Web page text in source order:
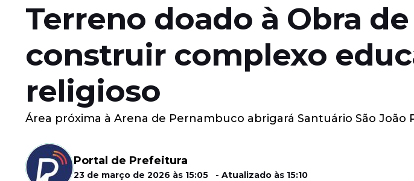
Terreno doado à Obra
construir complexo
religioso
Área próxima à Arena de Pernambuco abrigará Santuário São João
Portal de Prefeitura
23 de março de 2026 às 15:05 - Atualizado às 15:10